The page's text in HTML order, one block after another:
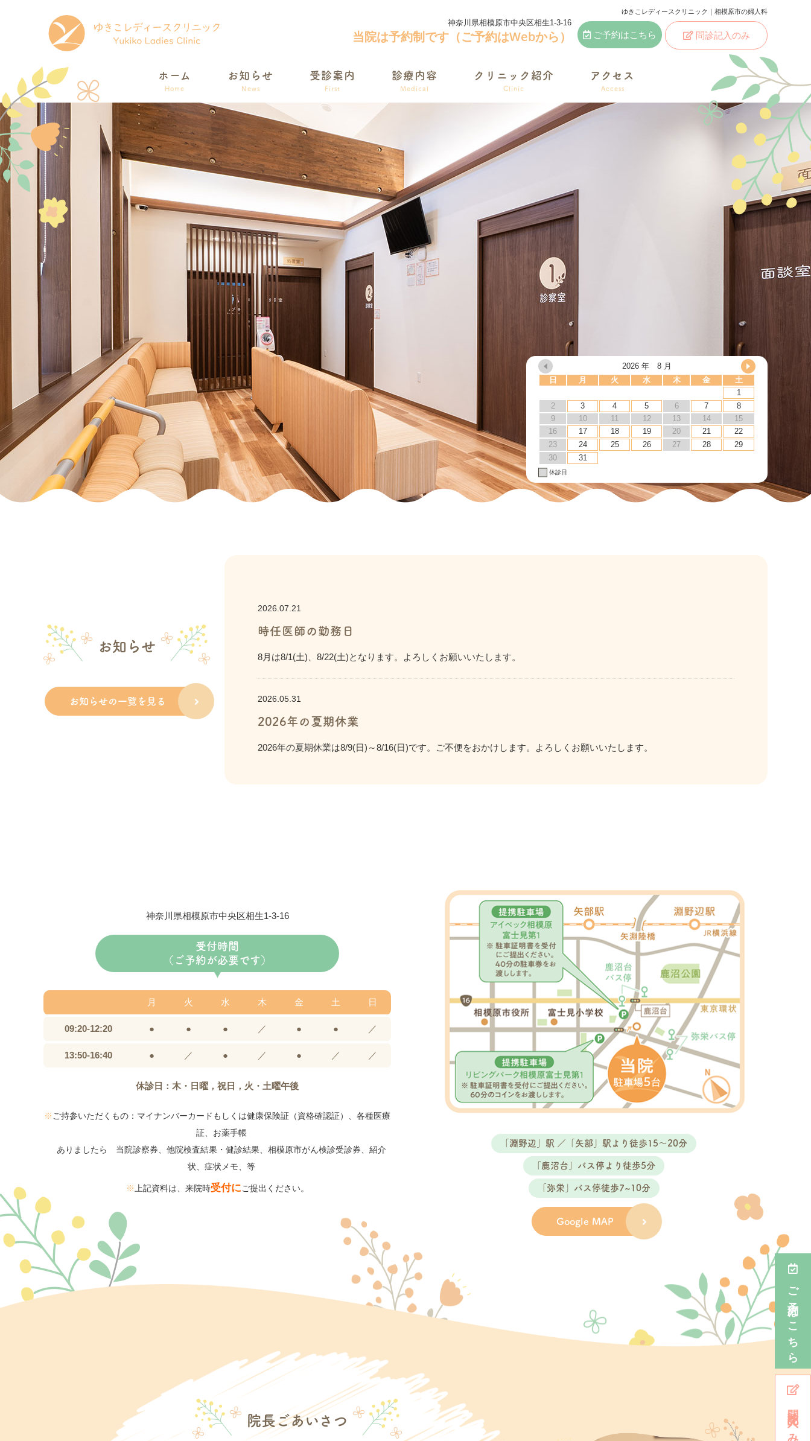
ゆきこレディースクリニック｜相模原市の婦人科
神奈川県相模原市中央区相生1-3-16
当院は予約制です（ご予約はWebから） ご予約はこちら 問診記入のみ
ホーム
Home
お知らせ
News
受診案内
First
診療内容
Medical
クリニック紹介
Clinic
アクセス
Access
ご予約はこちら
問診記入のみ
2026 年 8 月
日
月 火 水 木 金
土
1
2
3 4 5 6 7
8
9
10 11 12 13 14
15
16
17 18 19 20 21
22
23
24 25 26 27 28
29
30
31
休診日
お知らせ
お知らせの一覧を見る
2026.07.21
時任医師の勤務日
8月は8/1(土)、8/22(土)となります。よろしくお願いいたします。
2026.05.31
2026年の夏期休業
2026年の夏期休業は8/9(日)～8/16(日)です。ご不便をおかけします。よろしくお願いいたします。
お願いいたします。お手数をおかけいたします。ご協力のほどよろしくお願いいたし
ます。
【当院あて紹介状をお持ちの患者さま】お電話でも予約をお取りいたします
初診予約が取りづらい状況が続いており、大変申し訳ありません。当院あて紹介状をお持ちの患者様はお電話でも予
約をお取りいたします。診療時間内にお電話をいただき、
・お名前、生年月日
・紹介元医療機関名（紹介状を発行してくださった病院の名前）
・どのような病状で紹介となったのか
・残薬はいつまでもつか
お手数をおかけいたします。ご協力のほどよろしくお願いいたします。
2025.12.16
当院診療へのご協力、いつもありがとうございます。
●Web問診へのご入力は、待ち時間短縮のため、また最終月経からの日数を自動計算するため、できましたら
入力いただけたら大変助かります。
●当院通院中の方で病状の急変や、感冒等で来院できず処方薬が不足してしまいWeb予約が取得困難な場合は、お電話
で受診調整をいたしますので、診療時間内にお電話をお願いいたします。
今後ともご協力のほどよろしくお願いいたします。
2024.02.20
★お薬手帳は毎回ご提出ください
服薬内容把握のため、お薬手帳をお持ちの方は毎回受付にご提出ください。
・マイナ保険証の方： 医療情報の提供に同意いただける場合は原則お薬手帳不要なのですが、直近1か月分の処方は
神奈川県相模原市中央区相生1-3-16
受付時間
（ご予約が必要です）
月 火 水 木 金 土 日
09:20-12:20 ● ● ● ／ ● ● ／
13:50-16:40 ● ／ ● ／ ● ／ ／
休診日：木・日曜，祝日，火・土曜午後
ご持参いただくもの：マイナンバーカードもしくは健康保険証（資格確認証）、各種医療
証、お薬手帳
ありましたら 当院診察券、他院検査結果・健診結果、相模原市がん検診受診券、紹介
状、症状メモ、等
上記資料は、来院時受付にご提出ください。
「淵野辺」駅 ／「矢部」駅より徒歩15〜20分
「鹿沼台」バス停より徒歩5分
「弥栄」バス停徒歩7~10分
Google MAP
院長ごあいさつ